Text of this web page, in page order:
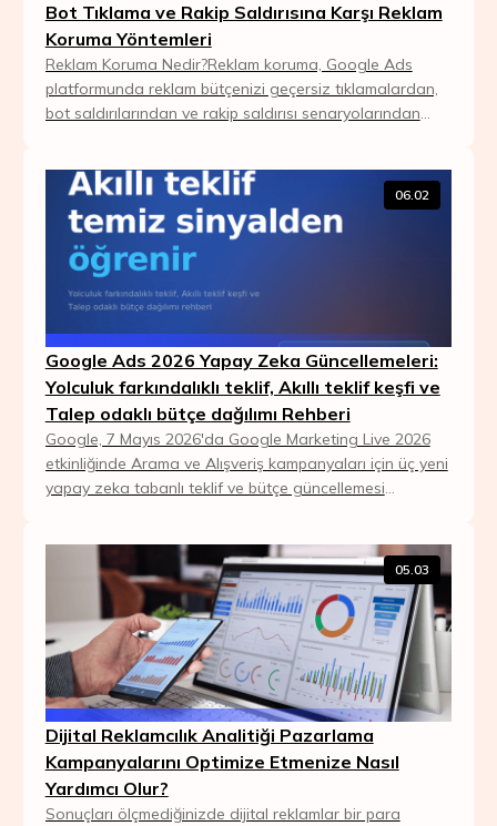
Bot Tıklama ve Rakip Saldırısına Karşı Reklam
Koruma Yöntemleri
Reklam Koruma Nedir?Reklam koruma, Google Ads
platformunda reklam bütçenizi geçersiz tıklamalardan,
bot saldırılarından ve rakip saldırısı senaryolarından
06.02
Google Ads 2026 Yapay Zeka Güncellemeleri:
Yolculuk farkındalıklı teklif, Akıllı teklif keşfi ve
Talep odaklı bütçe dağılımı Rehberi
Google, 7 Mayıs 2026'da Google Marketing Live 2026
etkinliğinde Arama ve Alışveriş kampanyaları için üç yeni
yapay zeka tabanlı teklif ve bütçe güncellemesi
05.03
Dijital Reklamcılık Analitiği Pazarlama
Kampanyalarını Optimize Etmenize Nasıl
Yardımcı Olur?
Sonuçları ölçmediğinizde dijital reklamlar bir para